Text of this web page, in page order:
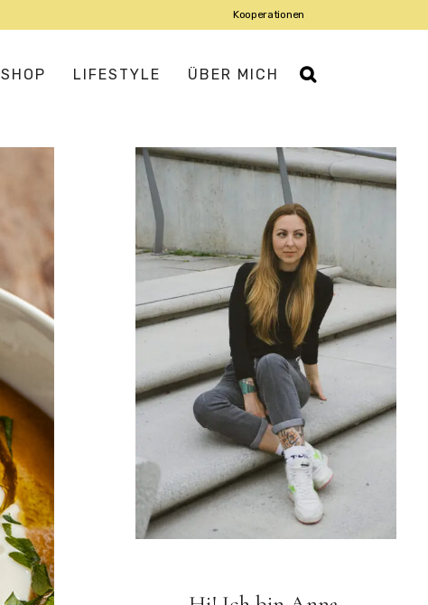
Kooperationen
EUROPÄISCH
HAUSMANNSKOST
INDISCH
MEDITERRAN
TEX-MEX
SHOP LIFESTYLE ÜBER MICH